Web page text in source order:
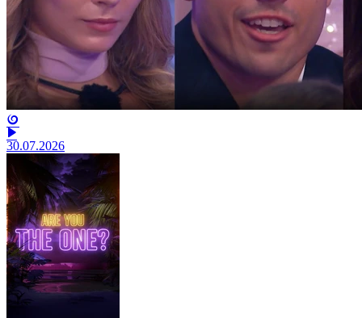
30.07.2026